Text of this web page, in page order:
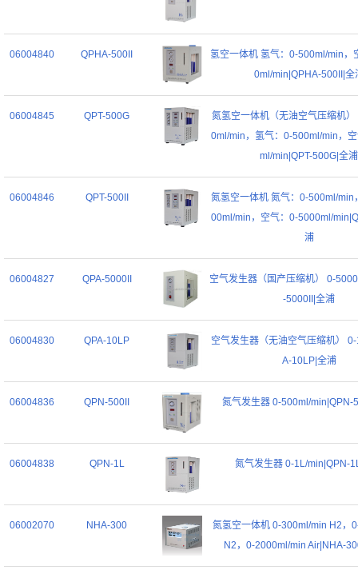
06004840 QPHA-500II
氢空一体机 氢气：0-500ml/min，
0ml/min|QPHA-500II|全
06004845 QPT-500G
氮氢空一体机（无油空气压缩机
0ml/min，氢气：0-500ml/min，
ml/min|QPT-500G|全浦
06004846 QPT-500II
氮氢空一体机 氮气：0-500ml/min
00ml/min，空气：0-5000ml/
浦
06004827 QPA-5000II
空气发生器（国产压缩机） 0-
-5000II|全浦
06004830 QPA-10LP
空气发生器（无油空气压缩机）
A-10LP|全浦
06004836 QPN-500II 氮气发生器 0-500ml/min|QPN-
06004838 QPN-1L 氮气发生器 0-1L/min|QPN-
06002070 NHA-300
氮氢空一体机 0-300ml/min H2，
N2，0-2000ml/min Air|NHA-